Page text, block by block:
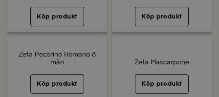
Köp produkt Köp produkt
Zeta Pecorino Romano 8
mån
Köp produkt
Zeta Mascarpone
Köp produkt